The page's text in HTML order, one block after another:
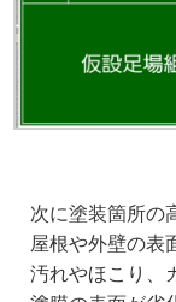
次に塗装箇所の
屋根や外壁の表
汚れやほこり、